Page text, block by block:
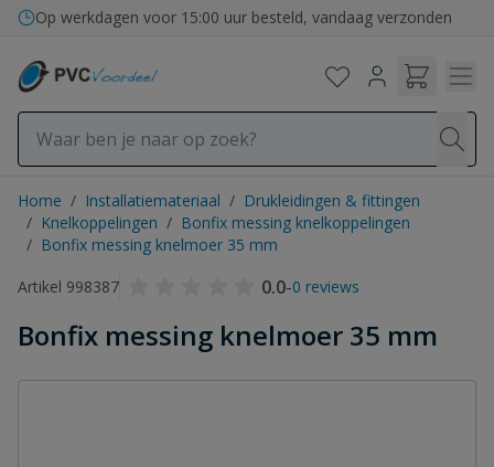
Ga naar de inhoud
Op werkdagen voor 15:00 uur besteld, vandaag verzonden
Home / Installatiemateriaal / Drukleidingen & fittingen
/ Knelkoppelingen / Bonfix messing knelkoppelingen
/ Bonfix messing knelmoer 35 mm
Artikel 998387
0.0-0 reviews
Bonfix messing knelmoer 35 mm